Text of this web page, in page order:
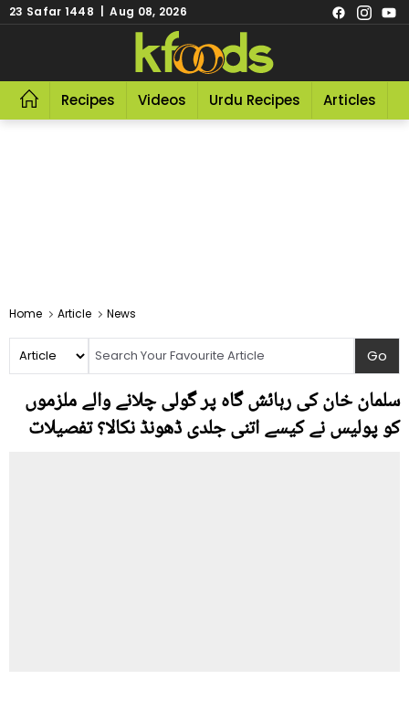
23 Safar 1448 | Aug 08, 2026
Recipes Videos Urdu Recipes Articles
Home Article News
سلمان خان کی رہائش گاہ پر گولی چلانے والے ملزموں
کو پولیس نے کیسے اتنی جلدی ڈھونڈ نکالا؟ تفصیلات